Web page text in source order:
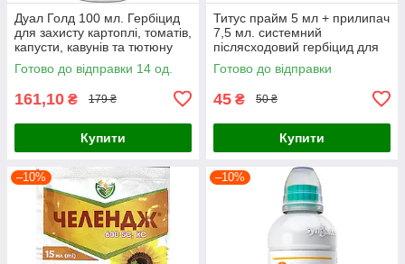
Дуал Голд 100 мл. Гербіцид
для захисту картоплі, томатів,
капусти, кавунів та тютюну
Готово до відправки 14 од.
161,10 ₴ 179 ₴
Купити
Титус прайм 5 мл + прилипач
7,5 мл. системний
післясходовий гербіцид для
захисту посівів кукурудзи,
картоплі та томатів
Готово до відправки
45 ₴ 50 ₴
Купити
–10% –10%